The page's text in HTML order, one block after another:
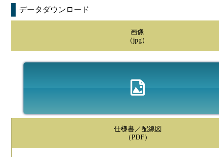
データダウンロード
画像
（jpg）
仕様書／配線図
（PDF）